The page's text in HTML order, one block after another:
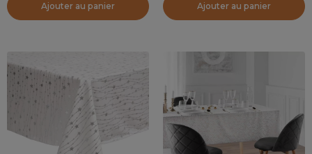
Ajouter au panier Ajouter au panier